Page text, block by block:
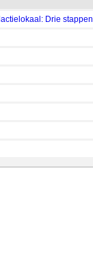
Drie stappen